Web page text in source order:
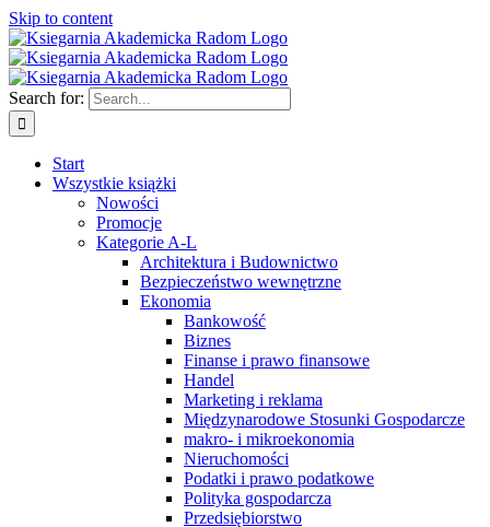
Skip to content
Search for:
Start
Wszystkie książki
Nowości
Promocje
Kategorie A-L
Architektura i Budownictwo
Bezpieczeństwo wewnętrzne
Ekonomia
Bankowość
Biznes
Finanse i prawo finansowe
Handel
Marketing i reklama
Międzynarodowe Stosunki Gospodarcze
makro- i mikroekonomia
Nieruchomości
Podatki i prawo podatkowe
Polityka gospodarcza
Przedsiębiorstwo